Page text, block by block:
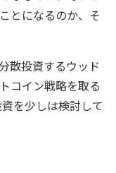
とになるのか、そ
散投資するウッド
コイン戦略を取る
を少しは検討して